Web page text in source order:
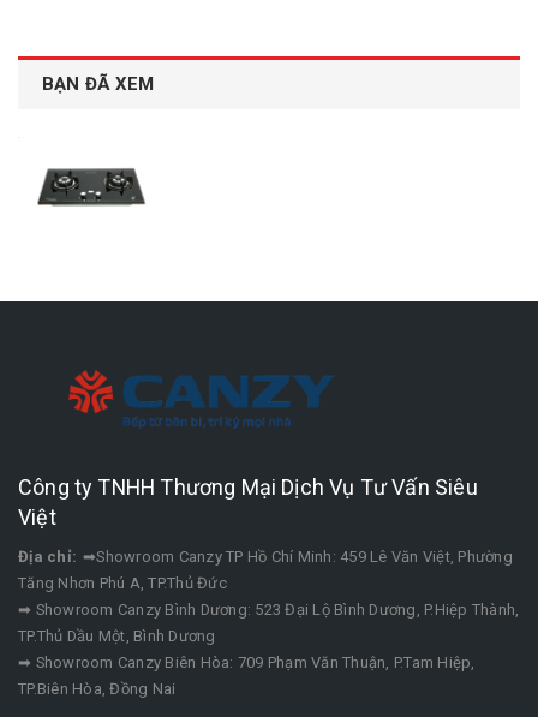
BẠN ĐÃ XEM
Công ty TNHH Thương Mại Dịch Vụ Tư Vấn Siêu
Việt
Địa chỉ: ➡Showroom Canzy TP Hồ Chí Minh: 459 Lê Văn Việt, Phường
Tăng Nhơn Phú A, TP.Thủ Đức
➡ Showroom Canzy Bình Dương: 523 Đại Lộ Bình Dương, P.Hiệp Thành,
TP.Thủ Dầu Một, Bình Dương
➡ Showroom Canzy Biên Hòa: 709 Phạm Văn Thuận, P.Tam Hiệp,
TP.Biên Hòa, Đồng Nai